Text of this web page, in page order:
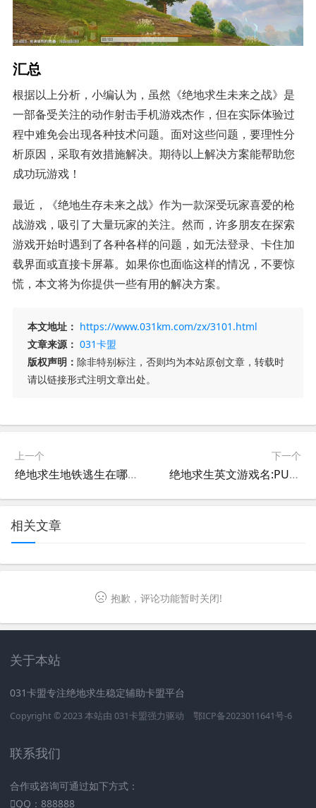
汇总
根据以上分析，小编认为，虽然《绝地求生未来之战》是
一部备受关注的动作射击手机游戏杰作，但在实际体验过
程中难免会出现各种技术问题。面对这些问题，要理性分
析原因，采取有效措施解决。期待以上解决方案能帮助您
成功玩游戏！
最近，《绝地生存未来之战》作为一款深受玩家喜爱的枪
战游戏，吸引了大量玩家的关注。然而，许多朋友在探索
游戏开始时遇到了各种各样的问题，如无法登录、卡住加
载界面或直接卡屏幕。如果你也面临这样的情况，不要惊
慌，本文将为你提供一些有用的解决方案。
本文地址： https://www.031km.com/zx/3101.html
文章来源： 031卡盟
版权声明： 除非特别标注，否则均为本站原创文章，转载时
请以链接形式注明文章出处。
上一个
绝地求生地铁逃生在哪里进入？快速找到入口-绝地求生地铁逃生入口详解：轻松找到游戏起点
下一个
绝地求生英文游戏名:PUBG全解析-深度解读PUBG绝地求生英文名称
相关文章
抱歉，评论功能暂时关闭!
关于本站
031卡盟专注绝地求生稳定辅助卡盟平台
Copyright © 2023 本站由 031卡盟强力驱动 鄂ICP备2023011641号-6
联系我们
合作或咨询可通过如下方式：
QQ：888888